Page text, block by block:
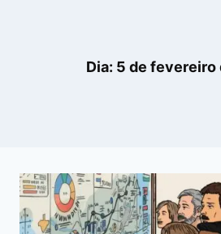
Dia: 5 de fevereiro